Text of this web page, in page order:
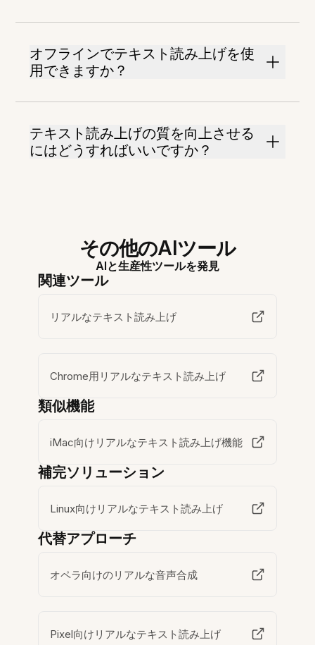
オフラインでテキスト読み上げを使
用できますか？
テキスト読み上げの質を向上させる
にはどうすればいいですか？
その他のAIツール
AIと生産性ツールを発見
関連ツール
リアルなテキスト読み上げ
Chrome用リアルなテキスト読み上げ
類似機能
iMac向けリアルなテキスト読み上げ機能
補完ソリューション
Linux向けリアルなテキスト読み上げ
代替アプローチ
オペラ向けのリアルな音声合成
Pixel向けリアルなテキスト読み上げ